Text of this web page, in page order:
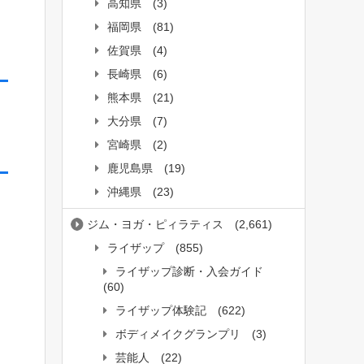
高知県
(3)
福岡県
(81)
佐賀県
(4)
長崎県
(6)
熊本県
(21)
大分県
(7)
宮崎県
(2)
鹿児島県
(19)
沖縄県
(23)
ジム・ヨガ・ピィラティス
(2,661)
ライザップ
(855)
ライザップ診断・入会ガイド
(60)
ライザップ体験記
(622)
ボディメイクグランプリ
(3)
芸能人
(22)